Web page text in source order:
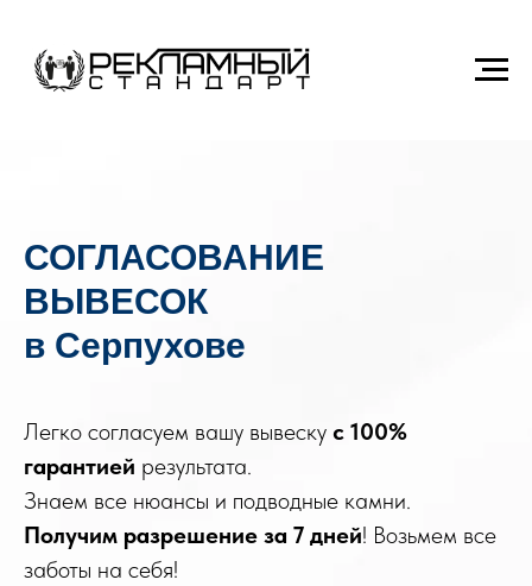
СОГЛАСОВАНИЕ
ВЫВЕСОК
в Серпухове
Легко согласуем вашу вывеску с 100%
гарантией результата.
Знаем все нюансы и подводные камни.
Получим разрешение за 7 дней! Возьмем все
заботы на себя!